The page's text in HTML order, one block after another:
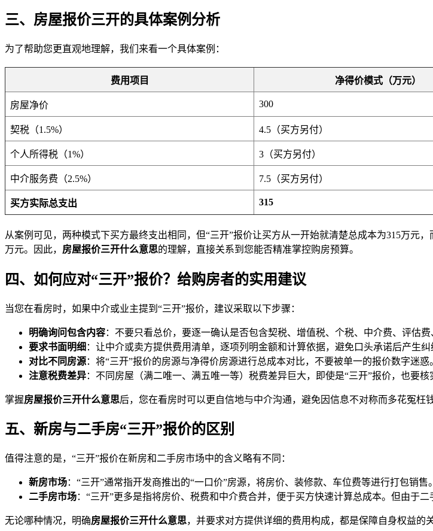
三、房屋报价三开的具体案例分析
为了帮助您更直观地理解，我们来看一个具体案例：
费用项目 净得价模式（万元）
房屋净价 300
契税（1.5%） 4.5（买方另付）
个人所得税（1%） 3（买方另付）
中介服务费（2.5%） 7.5（买方另付）
买方实际总支出 315
从案例可见，两种模式下买方最终支出相同，但“三开”报价让买方从一开始就清楚总成本为315万元
万元。因此， 房屋报价三开什么意思的理解，直接关系到您能否精准掌控购房预算。
四、如何应对“三开”报价？给购房者的实用建议
当您在看房时，如果中介或业主提到“三开”报价，建议采取以下步骤：
明确询问包含内容：不要只看总价，要逐一确认是否包含契税、增值税、个税、中介费、评估费
要求书面明细 ：让中介或卖方提供费用清单，逐项列明金额和计算依据，避免口头承诺后产生纠
对比不同房源：将“三开”报价的房源与净得价房源进行总成本对比，不要被单一的报价数字迷惑
注意税费差异：不同房屋（满二唯一、满五唯一等）税费差异巨大，即使是“三开”报价，也要核
掌握房屋报价三开什么意思后，您在看房时可以更自信地与中介沟通，避免因信息不对称而多花冤枉钱
五、新房与二手房“三开”报价的区别
值得注意的是，“三开”报价在新房和二手房市场中的含义略有不同：
新房市场：“三开”通常指开发商推出的“一口价”房源，将房价、装修款、车位费等进行打包销
二手房市场：“三开”更多是指将房价、税费和中介费合并，便于买方快速计算总成本。但由于
无论哪种情况，明确房屋报价三开什么意思，并要求对方提供详细的费用构成，都是保障自身权益的关